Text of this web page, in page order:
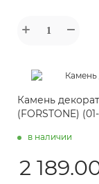
Камень
(FORSTONE)
в наличии
2